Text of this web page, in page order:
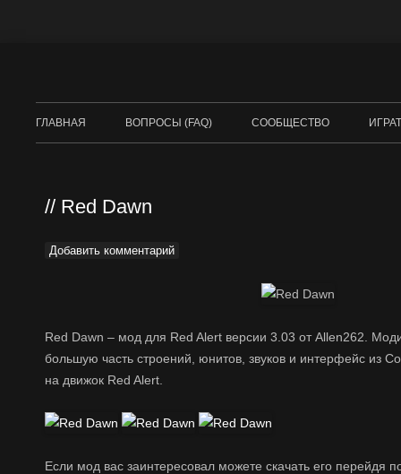
ГЛАВНАЯ ВОПРОСЫ (FAQ) СООБЩЕСТВО
Red Dawn
Добавить комментарий
Red Dawn – мод для Red Alert версии 3.03 от Allen262.
большую часть строений, юнитов, звуков и интерфейс из
на движок Red Alert.
Если мод вас заинтересовал можете скачать его перейдя